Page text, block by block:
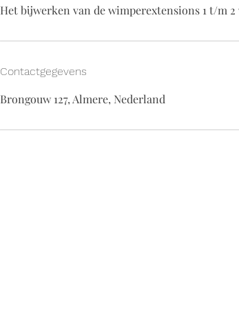
Het bijwerken van de wimperextensions 1 t/m 2
Contactgegevens
Brongouw 127, Almere, Nederland